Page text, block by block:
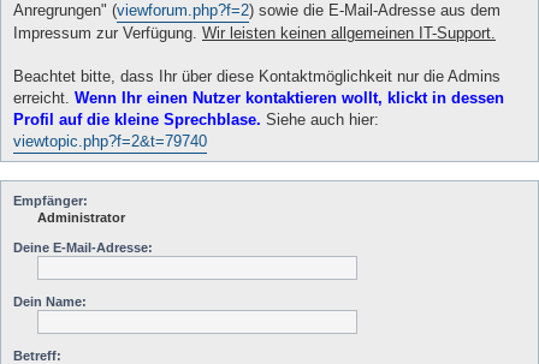
Anregrungen" (viewforum.php?f=2) sowie die E-Mail-Adresse aus dem
Impressum zur Verfügung. Wir leisten keinen allgemeinen IT-Support.
Beachtet bitte, dass Ihr über diese Kontaktmöglichkeit nur die Admins
erreicht. Wenn Ihr einen Nutzer kontaktieren wollt, klickt in dessen
Profil auf die kleine Sprechblase. Siehe auch hier:
viewtopic.php?f=2&t=79740
Empfänger:
Administrator
Deine E-Mail-Adresse:
Dein Name:
Betreff: